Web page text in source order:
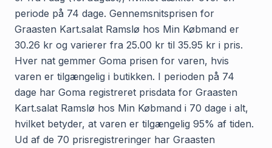
periode på 74 dage. Gennemsnitsprisen for
Graasten Kart.salat Ramslø hos Min Købmand er
30.26 kr og varierer fra 25.00 kr til 35.95 kr i pris.
Hver nat gemmer Goma prisen for varen, hvis
varen er tilgængelig i butikken. I perioden på 74
dage har Goma registreret prisdata for Graasten
Kart.salat Ramslø hos Min Købmand i 70 dage i alt,
hvilket betyder, at varen er tilgængelig 95% af tiden.
Ud af de 70 prisregistreringer har Graasten